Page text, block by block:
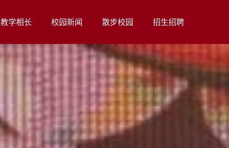
教学相长 校园新闻 散步校园 招生招聘